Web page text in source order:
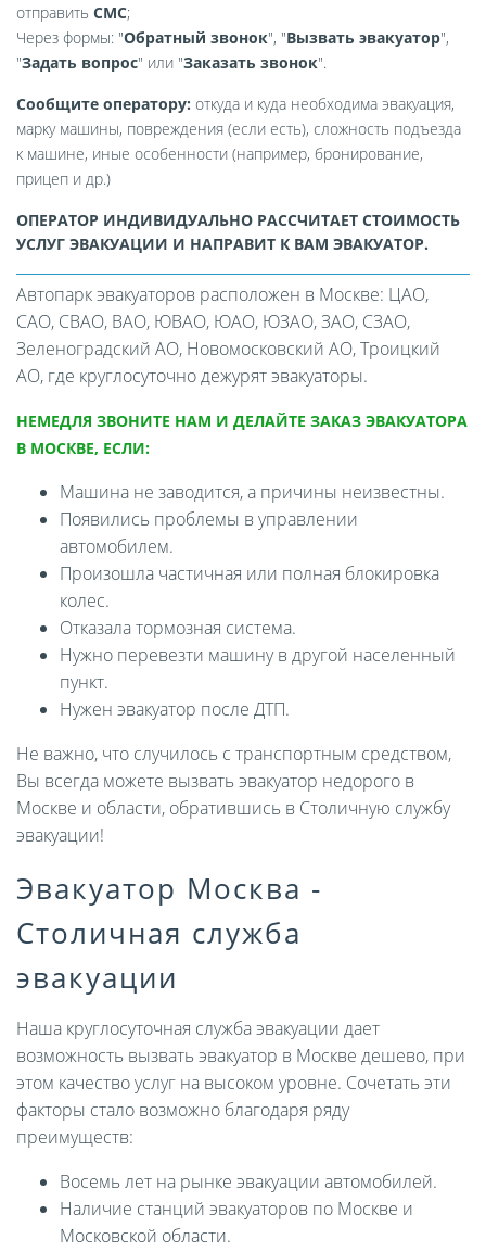
отправить СМС;
Через формы: "Обратный звонок", "Вызвать эвакуатор",
"Задать вопрос" или "Заказать звонок".
Сообщите оператору: откуда и куда необходима эвакуация,
марку машины, повреждения (если есть), сложность подъезда
к машине, иные особенности (например, бронирование,
прицеп и др.)
ОПЕРАТОР ИНДИВИДУАЛЬНО РАССЧИТАЕТ СТОИМОСТЬ
УСЛУГ ЭВАКУАЦИИ И НАПРАВИТ К ВАМ ЭВАКУАТОР.
Автопарк эвакуаторов расположен в Москве: ЦАО,
САО, СВАО, ВАО, ЮВАО, ЮАО, ЮЗАО, ЗАО, СЗАО,
Зеленоградский АО, Новомосковский АО, Троицкий
АО, где круглосуточно дежурят эвакуаторы.
НЕМЕДЛЯ ЗВОНИТЕ НАМ И ДЕЛАЙТЕ ЗАКАЗ ЭВАКУАТОРА
В МОСКВЕ, ЕСЛИ:
Машина не заводится, а причины неизвестны.
Появились проблемы в управлении
автомобилем.
Произошла частичная или полная блокировка
колес.
Отказала тормозная система.
Нужно перевезти машину в другой населенный
пункт.
Нужен эвакуатор после ДТП.
Не важно, что случилось с транспортным средством,
Вы всегда можете вызвать эвакуатор недорого в
Москве и области, обратившись в Столичную службу
эвакуации!
Эвакуатор Москва -
Столичная служба
эвакуации
Наша круглосуточная служба эвакуации дает
возможность вызвать эвакуатор в Москве дешево, при
этом качество услуг на высоком уровне. Сочетать эти
факторы стало возможно благодаря ряду
преимуществ:
Восемь лет на рынке эвакуации автомобилей.
Наличие станций эвакуаторов по Москве и
Московской области.